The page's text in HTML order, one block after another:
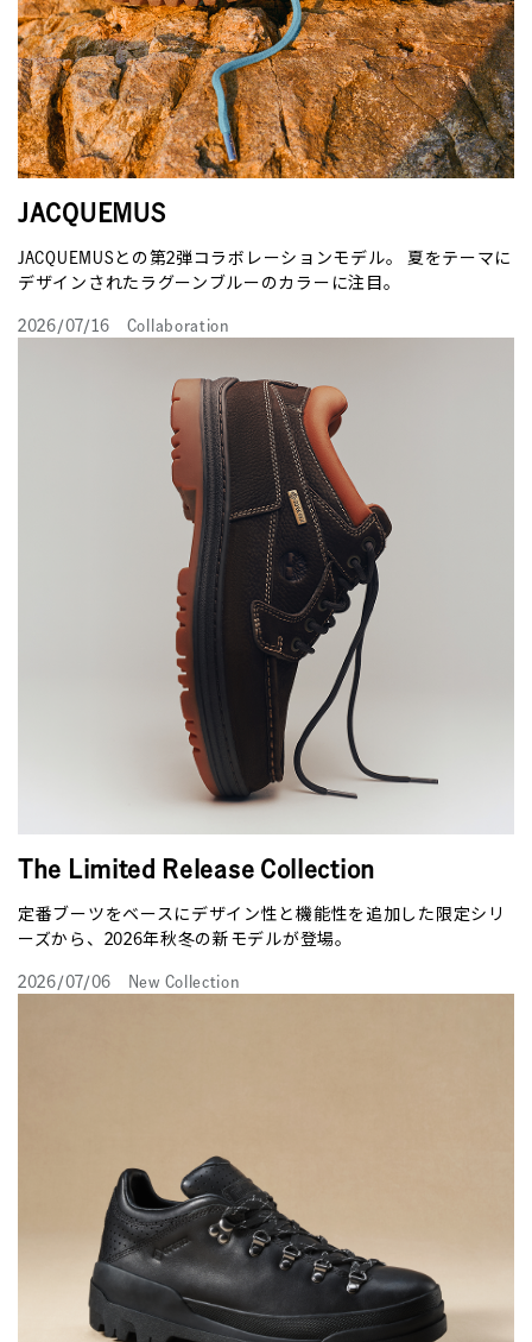
JACQUEMUS
JACQUEMUSとの第2弾コラボレーションモデル。 夏をテーマに
デザインされたラグーンブルーのカラーに注目。
2026/07/16
Collaboration
The Limited Release Collection
定番ブーツをベースにデザイン性と機能性を追加した限定シリ
ーズから、2026年秋冬の新モデルが登場。
2026/07/06
New Collection